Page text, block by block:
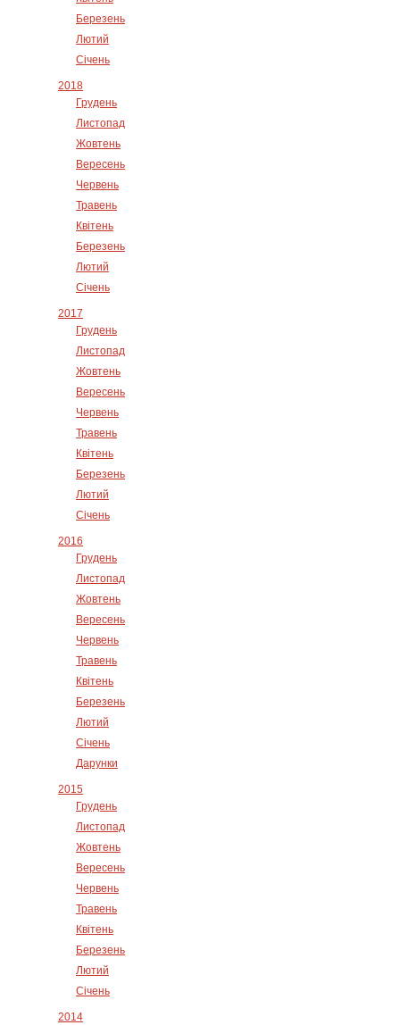
Березень
Лютий
Січень
2018
Грудень
Листопад
Жовтень
Вересень
Червень
Травень
Квітень
Березень
Лютий
Січень
2017
Грудень
Листопад
Жовтень
Вересень
Червень
Травень
Квітень
Березень
Лютий
Січень
2016
Грудень
Листопад
Жовтень
Вересень
Червень
Травень
Квітень
Березень
Лютий
Січень
Дарунки
2015
Грудень
Листопад
Жовтень
Вересень
Червень
Травень
Квітень
Березень
Лютий
Січень
2014